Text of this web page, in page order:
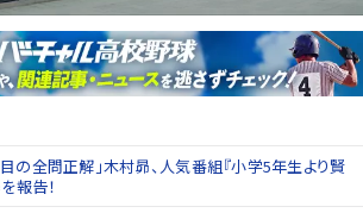
の全問正解」木村昴、人気番組『小学5年生より賢
報告！